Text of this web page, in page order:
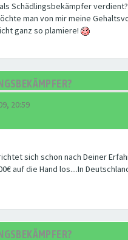
Schädlingsbekämpfer verdient?
man von mir meine
ganz so plamiere!
20:59
sich schon nach Deiner
auf die Hand los....In